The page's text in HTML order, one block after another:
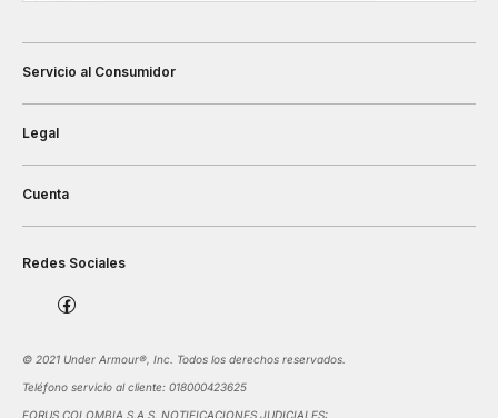
Servicio al Consumidor
Legal
Cuenta
Redes Sociales
©️ 2021 Under Armour®️, Inc. Todos los derechos reservados.
Teléfono servicio al cliente: 018000423625
FORUS COLOMBIA S.A.S. NOTIFICACIONES JUDICIALES: